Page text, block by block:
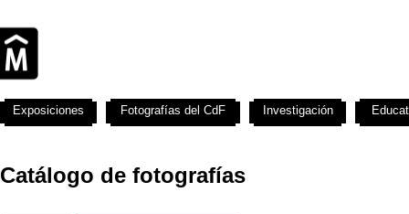
Catálogo de fotografías
Exposiciones Fotografías del CdF Investigación